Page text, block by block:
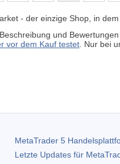
- der einzige Shop, in
und
vor dem Kauf testet . Nur bei
MetaTrader 5
Letzte Updates für